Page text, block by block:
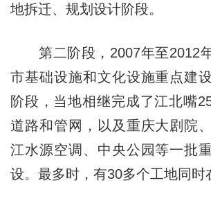
地拆迁、规划设计阶段。
第二阶段，2007年至2012
市基础设施和文化设施重点建
阶段，当地相继完成了江北嘴
道路和管网，以及重庆大剧院
江水源空调、中央公园等一批
设。最多时，有30多个工地同时